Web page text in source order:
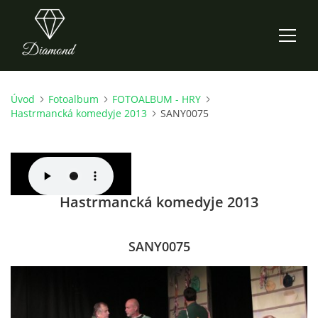
ÚVOD
O NÁS
Úvod Fotoalbum
FOTOALBUM - HRY
Hastrmancká komedyje 2013
SANY0075
Hastrmancká komedyje 2013
SANY0075